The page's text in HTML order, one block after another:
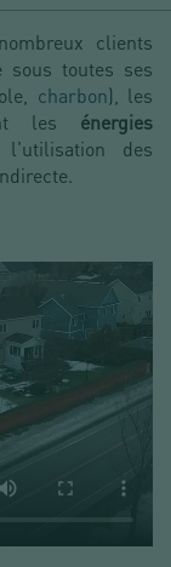
clients
sous toutes ses
charbon), les
les énergies
des